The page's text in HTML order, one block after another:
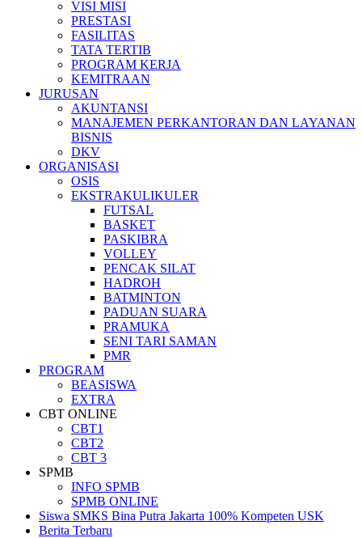
VISI MISI
PRESTASI
FASILITAS
TATA TERTIB
PROGRAM KERJA
KEMITRAAN
JURUSAN
AKUNTANSI
MANAJEMEN PERKANTORAN DAN LAYANAN
BISNIS
DKV
ORGANISASI
OSIS
EKSTRAKULIKULER
FUTSAL
BASKET
PASKIBRA
VOLLEY
PENCAK SILAT
HADROH
BATMINTON
PADUAN SUARA
PRAMUKA
SENI TARI SAMAN
PMR
PROGRAM
BEASISWA
EXTRA
CBT ONLINE
CBT1
CBT2
CBT 3
SPMB
INFO SPMB
SPMB ONLINE
Siswa SMKS Bina Putra Jakarta 100% Kompeten USK
Berita Terbaru